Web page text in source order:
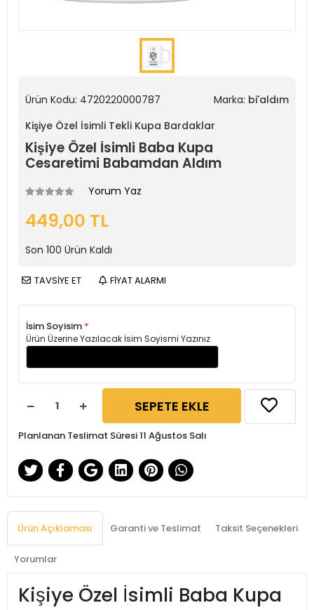
Ürün Kodu: 4720220000787 Marka: bi'aldım
Kişiye Özel İsimli Tekli Kupa Bardaklar
Kişiye Özel İsimli Baba Kupa
Cesaretimi Babamdan Aldım
Yorum Yaz
449,00 TL
Son 100 Ürün Kaldı
TAVSİYE ET FİYAT ALARMI
İsim Soyisim *
Ürün Üzerine Yazılacak İsim Soyismi Yazınız
SEPETE EKLE
Planlanan Teslimat Süresi 11 Ağustos Salı
Ürün Açıklaması Garanti ve Teslimat Taksit Seçenekleri
Yorumlar
Kişiye Özel İsimli Baba Kupa